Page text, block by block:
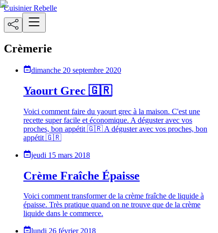
Cuisinier Rebelle
Crèmerie
dimanche 20 septembre 2020
Yaourt Grec 🇬🇷
Voici comment faire du yaourt grec à la maison. C'est une
recette super facile et économique. A déguster avec vos
proches, bon appétit 🇬🇷 A déguster avec vos proches, bon
appétit 🇬🇷
jeudi 15 mars 2018
Crème Fraîche Épaisse
Voici comment transformer de la crème fraîche de liquide à
épaisse. Très pratique quand on ne trouve que de la crème
liquide dans le commerce.
lundi 26 février 2018